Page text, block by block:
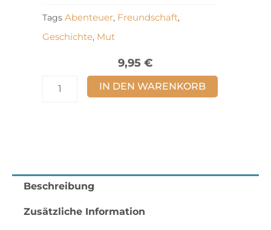
Tags Abenteuer, Freundschaft,
Geschichte, Mut
9,95 €
IN DEN WARENKORB
Beschreibung
Zusätzliche Information